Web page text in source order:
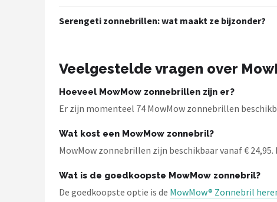
Zonnebril Dames
Alle merken →
Serengeti zonnebrillen: wat maakt ze bijzonder?
Veelgestelde vragen over
Hoeveel MowMow zonnebrillen zijn er?
Er zijn momenteel 74 MowMow zonnebrillen
Wat kost een MowMow zonnebril?
MowMow zonnebrillen zijn beschikbaar vanaf € 24,95.
Wat is de goedkoopste MowMow zonnebril?
De goedkoopste optie is de MowMow® Zonnebril